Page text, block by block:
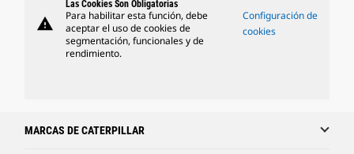
warning
Las Cookies Son Obligatorias
Para habilitar esta función, debe
aceptar el uso de cookies de
segmentación, funcionales y de
rendimiento.
Configuración de
cookies
MARCAS DE CATERPILLAR